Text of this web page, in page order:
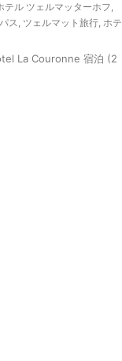
テル ツェルマッターホフ,
ス, ツェルマット旅行, ホテ
La Couronne 宿泊 (2